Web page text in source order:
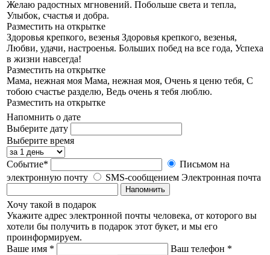
Желаю радостных мгновений. Побольше света и тепла,
Улыбок, счастья и добра.
Разместить на открытке
Здоровья крепкого, везенья Здоровья крепкого, везенья,
Любви, удачи, настроенья. Больших побед на все года, Успеха
в жизни навсегда!
Разместить на открытке
Мама, нежная моя Мама, нежная моя, Очень я ценю тебя, С
тобою счастье разделю, Ведь очень я тебя люблю.
Разместить на открытке
Напомнить о дате
Выберите дату
Выберите время
Событие*
Письмом на
электронную почту
SMS-сообщением Электронная почта
Напомнить
Хочу такой в подарок
Укажите адрес электронной почты человека, от которого вы
хотели бы получить в подарок этот букет, и мы его
проинформируем.
Ваше имя *
Ваш телефон *